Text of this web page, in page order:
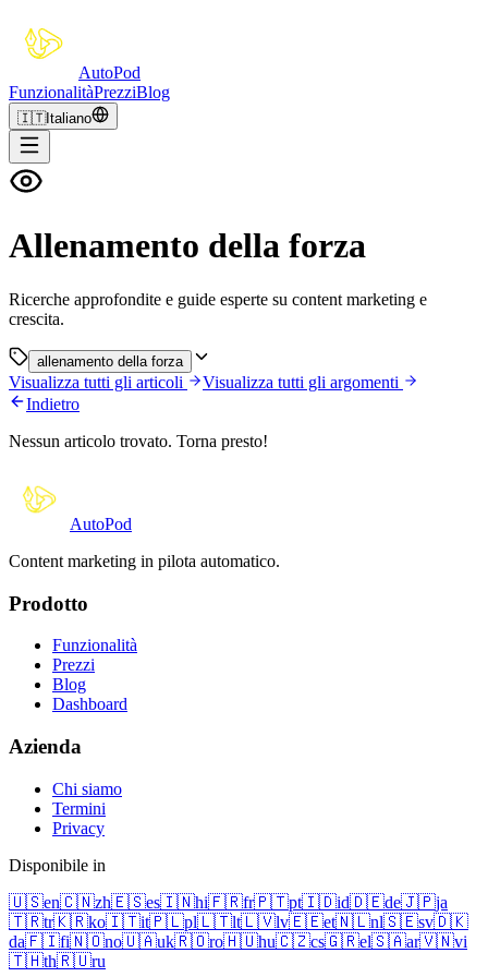
AutoPod
FunzionalitàPrezziBlog
🇮🇹Italiano
Allenamento della forza
Ricerche approfondite e guide esperte su content marketing e
crescita.
allenamento della forza
Visualizza tutti gli articoli
Visualizza tutti gli argomenti
Indietro
Nessun articolo trovato. Torna presto!
AutoPod
Content marketing in pilota automatico.
Prodotto
Funzionalità
Prezzi
Blog
Dashboard
Azienda
Chi siamo
Termini
Privacy
Disponibile in
🇺🇸en🇨🇳zh🇪🇸es🇮🇳hi🇫🇷fr🇵🇹pt🇮🇩id🇩🇪de🇯🇵ja
🇹🇷tr🇰🇷ko🇮🇹it🇵🇱pl🇱🇹lt🇱🇻lv🇪🇪et🇳🇱nl🇸🇪sv🇩🇰
da🇫🇮fi🇳🇴no🇺🇦uk🇷🇴ro🇭🇺hu🇨🇿cs🇬🇷el🇸🇦ar🇻🇳vi
🇹🇭th🇷🇺ru